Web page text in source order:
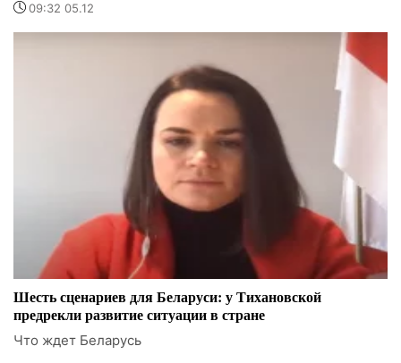
09:32 05.12
Шесть сценариев для Беларуси: у Тихановской
предрекли развитие ситуации в стране
Что ждет Беларусь